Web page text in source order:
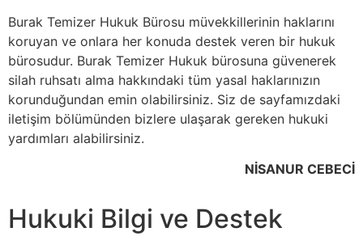
Burak Temizer Hukuk Bürosu müvekkillerinin haklarını
koruyan ve onlara her konuda destek veren bir hukuk
bürosudur. Burak Temizer Hukuk bürosuna güvenerek
silah ruhsatı alma hakkındaki tüm yasal haklarınızın
korunduğundan emin olabilirsiniz. Siz de sayfamızdaki
iletişim bölümünden bizlere ulaşarak gereken hukuki
yardımları alabilirsiniz.
NİSANUR CEBECİ
Hukuki Bilgi ve Destek